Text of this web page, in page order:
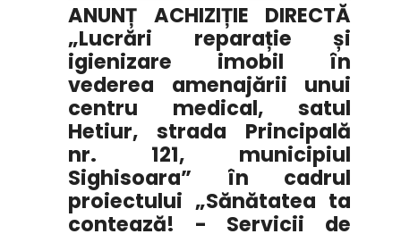
ANUNȚ ACHIZIȚIE DIRECTĂ
„Lucrări reparație și
igienizare imobil în
vederea amenajării unui
centru medical, satul
Hetiur, strada Principală
nr. 121, municipiul
Sighisoara” în cadrul
proiectului „Sănătatea ta
contează! - Servicii de